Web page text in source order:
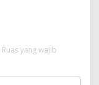
Ruas yang wajib